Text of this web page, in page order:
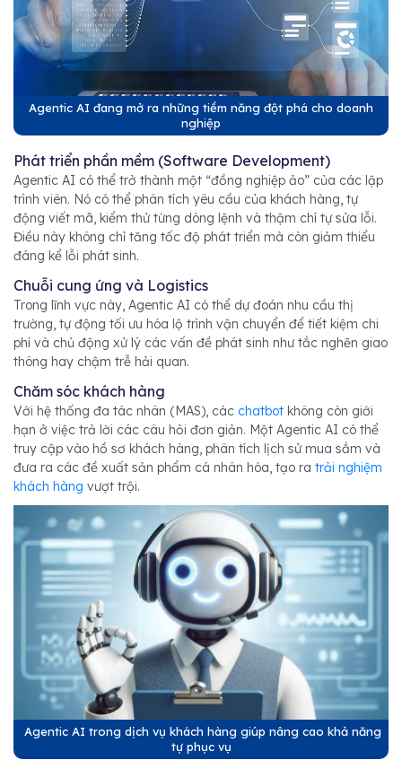
Agentic AI đang mở ra những tiềm năng đột phá cho doanh
nghiệp
Phát triển phần mềm (Software Development)
Agentic AI có thể trở thành một “đồng nghiệp ảo” của các lập
trình viên. Nó có thể phân tích yêu cầu của khách hàng, tự
động viết mã, kiểm thử từng dòng lệnh và thậm chí tự sửa lỗi.
Điều này không chỉ tăng tốc độ phát triển mà còn giảm thiểu
đáng kể lỗi phát sinh.
Chuỗi cung ứng và Logistics
Trong lĩnh vực này, Agentic AI có thể dự đoán nhu cầu thị
trường, tự động tối ưu hóa lộ trình vận chuyển để tiết kiệm chi
phí và chủ động xử lý các vấn đề phát sinh như tắc nghẽn giao
thông hay chậm trễ hải quan.
Chăm sóc khách hàng
Với hệ thống đa tác nhân (MAS), các chatbot không còn giới
hạn ở việc trả lời các câu hỏi đơn giản. Một Agentic AI có thể
truy cập vào hồ sơ khách hàng, phân tích lịch sử mua sắm và
đưa ra các đề xuất sản phẩm cá nhân hóa, tạo ra trải nghiệm
khách hàng vượt trội.
Agentic AI trong dịch vụ khách hàng giúp nâng cao khả năng
tự phục vụ